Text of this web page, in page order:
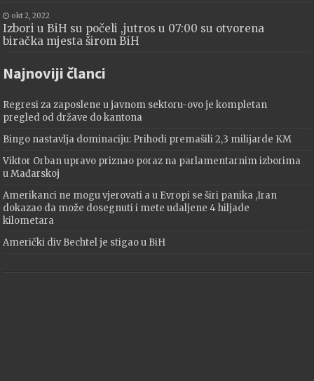
okt 2, 2022
Izbori u BiH su počeli ,jutros u 07:00 su otvorena
biračka mjesta širom BiH
Najnoviji članci
Regresi za zaposlene u javnom sektoru-ovo je kompletan
pregled od države do kantona
Bingo nastavlja dominaciju: Prihodi premašili 2,3 milijarde KM
Viktor Orban upravo priznao poraz na parlamentarnim izborima
u Mađarskoj
Amerikanci ne mogu vjerovati a u Evropi se širi panika ,Iran
dokazao da može dosegnuti i mete udaljene 4 hiljade
kilometara
Američki div Bechtel je stigao u BiH